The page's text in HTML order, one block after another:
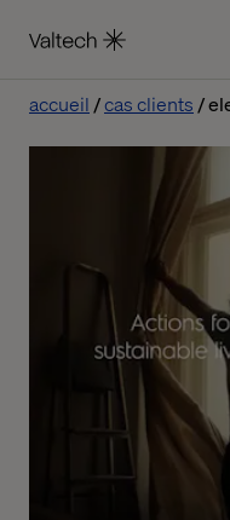
accueil cas clients